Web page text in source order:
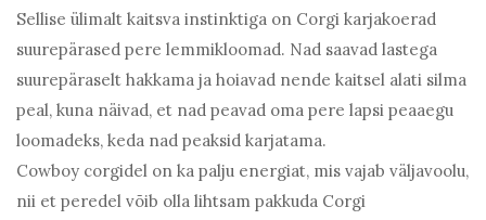
Sellise ülimalt kaitsva instinktiga on Corgi karjakoerad
suurepärased pere lemmikloomad. Nad saavad lastega
suurepäraselt hakkama ja hoiavad nende kaitsel alati silma
peal, kuna näivad, et nad peavad oma pere lapsi peaaegu
loomadeks, keda nad peaksid karjatama.
Cowboy corgidel on ka palju energiat, mis vajab väljavoolu,
nii et peredel võib olla lihtsam pakkuda Corgi